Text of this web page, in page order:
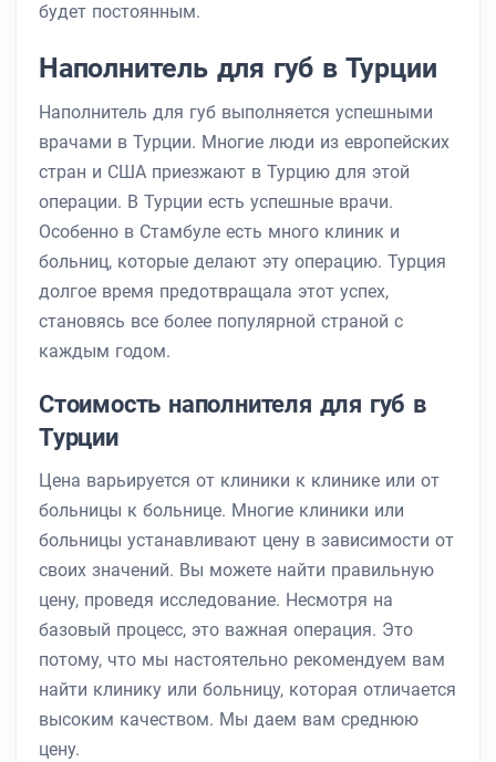
будет постоянным.
Наполнитель для губ в Турции
Наполнитель для губ выполняется успешными
врачами в Турции. Многие люди из европейских
стран и США приезжают в Турцию для этой
операции. В Турции есть успешные врачи.
Особенно в Стамбуле есть много клиник и
больниц, которые делают эту операцию. Турция
долгое время предотвращала этот успех,
становясь все более популярной страной с
каждым годом.
Стоимость наполнителя для губ в
Турции
Цена варьируется от клиники к клинике или от
больницы к больнице. Многие клиники или
больницы устанавливают цену в зависимости от
своих значений. Вы можете найти правильную
цену, проведя исследование. Несмотря на
базовый процесс, это важная операция. Это
потому, что мы настоятельно рекомендуем вам
найти клинику или больницу, которая отличается
высоким качеством. Мы даем вам среднюю
цену.